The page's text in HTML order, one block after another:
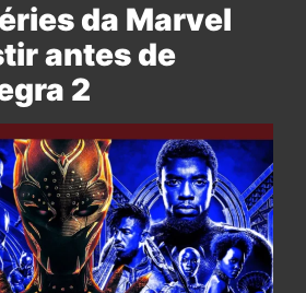
da Marvel
antes de
2